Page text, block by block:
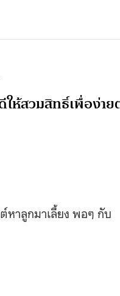
ให้สวมสิทธิ์เพื่อง่า
หาลูกมาเลี้ยง พอๆ กับ